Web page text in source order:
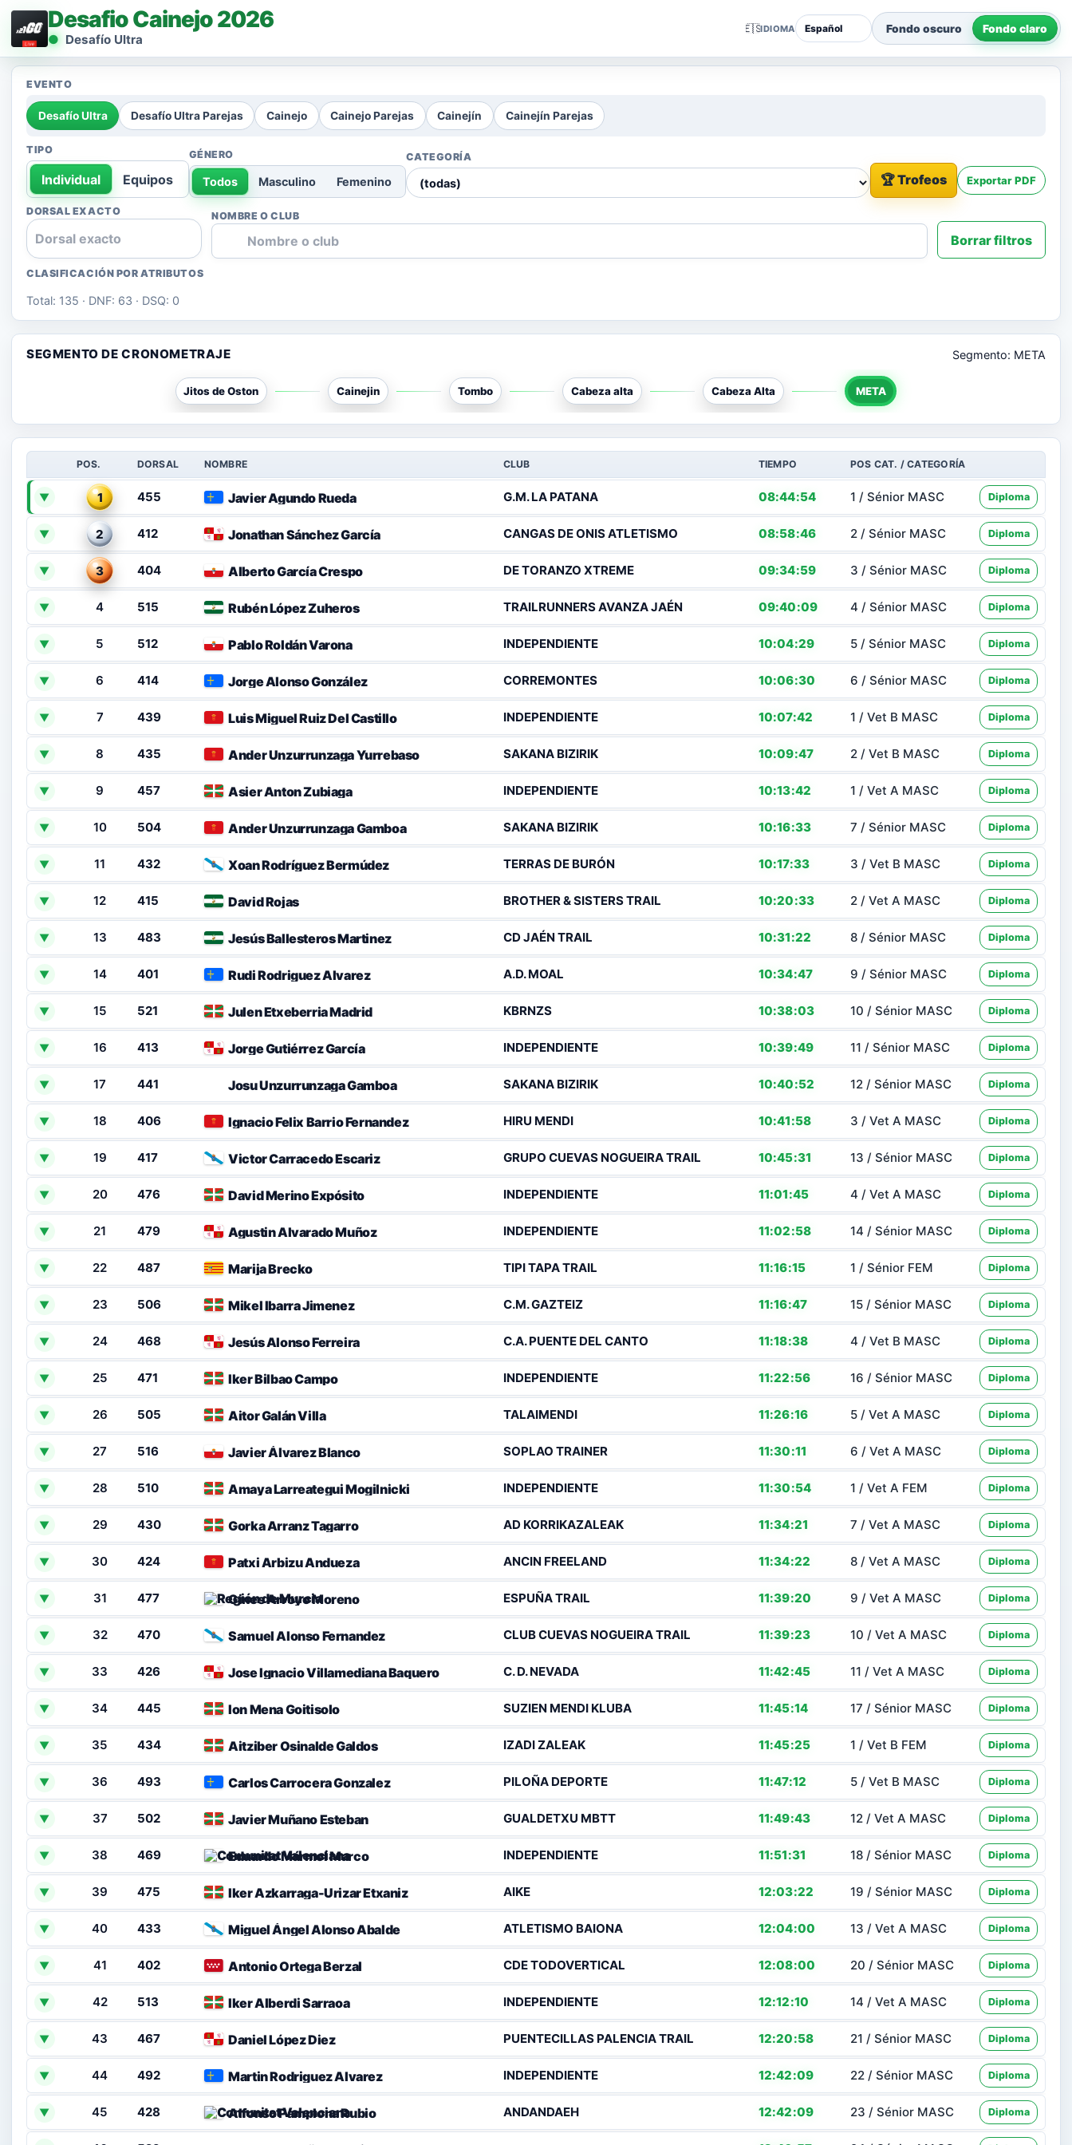
Desafio Cainejo 2026
Desafío Ultra
🇪🇸IDIOMA Fondo oscuro Fondo claro
EVENTO
Desafío Ultra Desafío Ultra Parejas Cainejo Cainejo Parejas Cainejín Cainejín Parejas
TIPO
Individual Equipos
GÉNERO
Todos Masculino Femenino
CATEGORÍA
🏆 Trofeos Exportar PDF
DORSAL EXACTO NOMBRE O CLUB
Borrar filtros
CLASIFICACIÓN POR ATRIBUTOS
Total: 135 · DNF: 63 · DSQ: 0
SEGMENTO DE CRONOMETRAJE Segmento: META
Jitos de Oston Cainejin Tombo Cabeza alta Cabeza Alta META
POS. DORSAL NOMBRE CLUB TIEMPO POS CAT. / CATEGORÍA
▼ 1 455 Javier Agundo Rueda G.M. LA PATANA 08:44:54 1 / Sénior MASC Diploma
▼ 2 412 Jonathan Sánchez García CANGAS DE ONIS ATLETISMO 08:58:46 2 / Sénior MASC Diploma
▼ 3 404 Alberto García Crespo DE TORANZO XTREME 09:34:59 3 / Sénior MASC Diploma
▼ 4 515 Rubén López Zuheros TRAILRUNNERS AVANZA JAÉN 09:40:09 4 / Sénior MASC Diploma
▼ 5 512 Pablo Roldán Varona INDEPENDIENTE 10:04:29 5 / Sénior MASC Diploma
▼ 6 414 Jorge Alonso González CORREMONTES 10:06:30 6 / Sénior MASC Diploma
▼ 7 439 Luis Miguel Ruiz Del Castillo INDEPENDIENTE 10:07:42 1 / Vet B MASC Diploma
▼ 8 435 Ander Unzurrunzaga Yurrebaso SAKANA BIZIRIK 10:09:47 2 / Vet B MASC Diploma
▼ 9 457 Asier Anton Zubiaga INDEPENDIENTE 10:13:42 1 / Vet A MASC Diploma
▼ 10 504 Ander Unzurrunzaga Gamboa SAKANA BIZIRIK 10:16:33 7 / Sénior MASC Diploma
▼ 11 432 Xoan Rodríguez Bermúdez TERRAS DE BURÓN 10:17:33 3 / Vet B MASC Diploma
▼ 12 415 David Rojas BROTHER & SISTERS TRAIL 10:20:33 2 / Vet A MASC Diploma
▼ 13 483 Jesús Ballesteros Martinez CD JAÉN TRAIL 10:31:22 8 / Sénior MASC Diploma
▼ 14 401 Rudi Rodriguez Alvarez A.D. MOAL 10:34:47 9 / Sénior MASC Diploma
▼ 15 521 Julen Etxeberria Madrid KBRNZS 10:38:03 10 / Sénior MASC Diploma
▼ 16 413 Jorge Gutiérrez García INDEPENDIENTE 10:39:49 11 / Sénior MASC Diploma
▼ 17 441 Josu Unzurrunzaga Gamboa SAKANA BIZIRIK 10:40:52 12 / Sénior MASC Diploma
▼ 18 406 Ignacio Felix Barrio Fernandez HIRU MENDI 10:41:58 3 / Vet A MASC Diploma
▼ 19 417 Victor Carracedo Escariz GRUPO CUEVAS NOGUEIRA TRAIL 10:45:31 13 / Sénior MASC Diploma
▼ 20 476 David Merino Expósito INDEPENDIENTE 11:01:45 4 / Vet A MASC Diploma
▼ 21 479 Agustin Alvarado Muñoz INDEPENDIENTE 11:02:58 14 / Sénior MASC Diploma
▼ 22 487 Marija Brecko TIPI TAPA TRAIL 11:16:15 1 / Sénior FEM Diploma
▼ 23 506 Mikel Ibarra Jimenez C.M. GAZTEIZ 11:16:47 15 / Sénior MASC Diploma
▼ 24 468 Jesús Alonso Ferreira C.A. PUENTE DEL CANTO 11:18:38 4 / Vet B MASC Diploma
▼ 25 471 Iker Bilbao Campo INDEPENDIENTE 11:22:56 16 / Sénior MASC Diploma
▼ 26 505 Aitor Galán Villa TALAIMENDI 11:26:16 5 / Vet A MASC Diploma
▼ 27 516 Javier Álvarez Blanco SOPLAO TRAINER 11:30:11 6 / Vet A MASC Diploma
▼ 28 510 Amaya Larreategui Mogilnicki INDEPENDIENTE 11:30:54 1 / Vet A FEM Diploma
▼ 29 430 Gorka Arranz Tagarro AD KORRIKAZALEAK 11:34:21 7 / Vet A MASC Diploma
▼ 30 424 Patxi Arbizu Andueza ANCIN FREELAND 11:34:22 8 / Vet A MASC Diploma
▼ 31 477 Gines Arroyo Moreno ESPUÑA TRAIL 11:39:20 9 / Vet A MASC Diploma
▼ 32 470 Samuel Alonso Fernandez CLUB CUEVAS NOGUEIRA TRAIL 11:39:23 10 / Vet A MASC Diploma
▼ 33 426 Jose Ignacio Villamediana Baquero C. D. NEVADA 11:42:45 11 / Vet A MASC Diploma
▼ 34 445 Ion Mena Goitisolo SUZIEN MENDI KLUBA 11:45:14 17 / Sénior MASC Diploma
▼ 35 434 Aitziber Osinalde Galdos IZADI ZALEAK 11:45:25 1 / Vet B FEM Diploma
▼ 36 493 Carlos Carrocera Gonzalez PILOÑA DEPORTE 11:47:12 5 / Vet B MASC Diploma
▼ 37 502 Javier Muñano Esteban GUALDETXU MBTT 11:49:43 12 / Vet A MASC Diploma
▼ 38 469 Eduardo Mármol Marco INDEPENDIENTE 11:51:31 18 / Sénior MASC Diploma
▼ 39 475 Iker Azkarraga-Urizar Etxaniz AIKE 12:03:22 19 / Sénior MASC Diploma
▼ 40 433 Miguel Ángel Alonso Abalde ATLETISMO BAIONA 12:04:00 13 / Vet A MASC Diploma
▼ 41 402 Antonio Ortega Berzal CDE TODOVERTICAL 12:08:00 20 / Sénior MASC Diploma
▼ 42 513 Iker Alberdi Sarraoa INDEPENDIENTE 12:12:10 14 / Vet A MASC Diploma
▼ 43 467 Daniel López Diez PUENTECILLAS PALENCIA TRAIL 12:20:58 21 / Sénior MASC Diploma
▼ 44 492 Martin Rodriguez Alvarez INDEPENDIENTE 12:42:09 22 / Sénior MASC Diploma
▼ 45 428 Alfonso Pamplona Rubio ANDANDAEH 12:42:09 23 / Sénior MASC Diploma